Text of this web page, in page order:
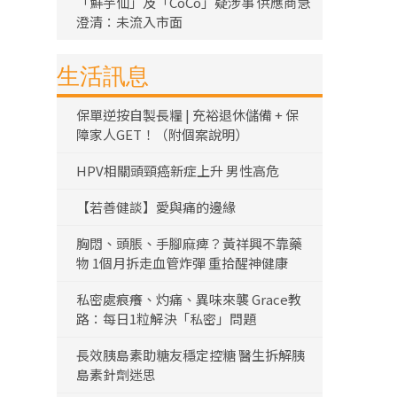
澄清：未流入市面
生活訊息
保單逆按自製長糧 | 充裕退休儲備 + 保
障家人GET！（附個案說明）
HPV相關頭頸癌新症上升 男性高危
【若善健談】愛與痛的邊緣
胸悶、頭脹、手腳麻痺？黃祥興不靠藥
物 1個月拆走血管炸彈 重拾醒神健康
私密處痕癢、灼痛、異味來襲 Grace教
路：每日1粒解決「私密」問題
長效胰島素助糖友穩定控糖 醫生拆解胰
島素針劑迷思